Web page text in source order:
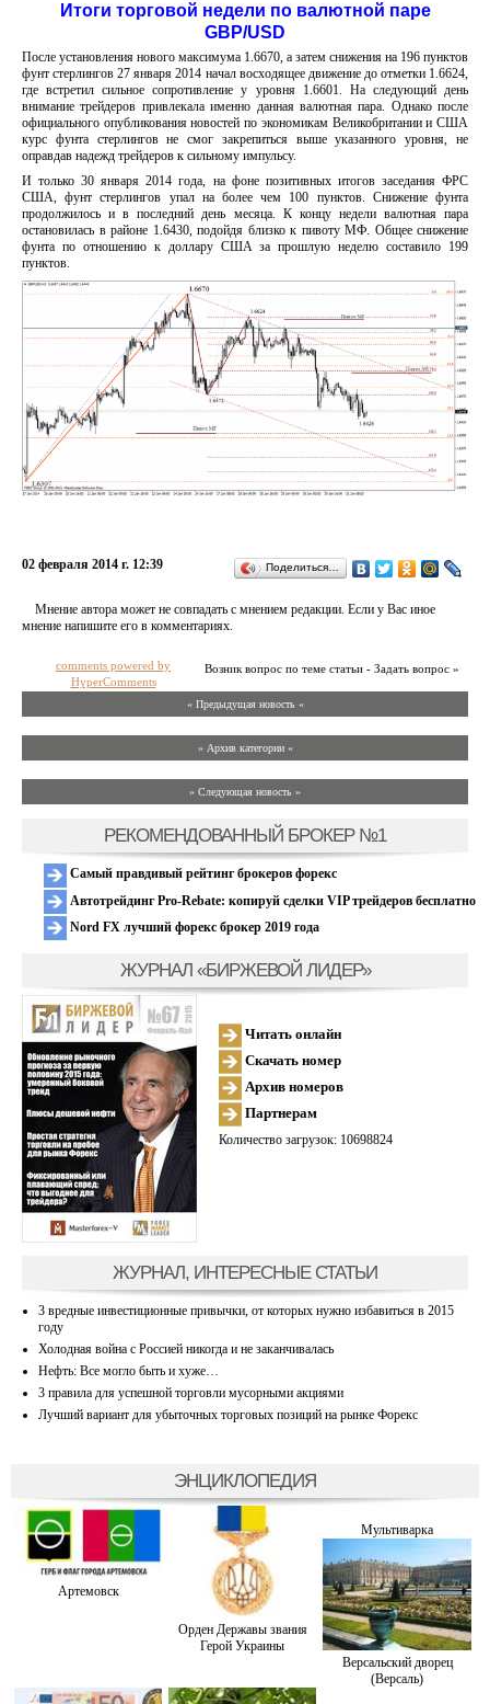
Итоги торговой недели по валютной паре
GBP/USD
После установления нового максимума 1.6670, а затем снижения на 196 пунктов
фунт стерлингов 27 января 2014 начал восходящее движение до отметки 1.6624,
где встретил сильное сопротивление у уровня 1.6601. На следующий день
внимание трейдеров привлекала именно данная валютная пара. Однако после
официального опубликования новостей по экономикам Великобритании и США
курс фунта стерлингов не смог закрепиться выше указанного уровня, не
оправдав надежд трейдеров к сильному импульсу.
И только 30 января 2014 года, на фоне позитивных итогов заседания ФРС
США, фунт стерлингов упал на более чем 100 пунктов. Снижение фунта
продолжилось и в последний день месяца. К концу недели валютная пара
остановилась в районе 1.6430, подойдя близко к пивоту МФ. Общее снижение
фунта по отношению к доллару США за прошлую неделю составило 199
пунктов.
02 февраля 2014 г. 12:39 Поделиться…
Мнение автора может не совпадать с мнением редакции. Если у Вас иное
мнение напишите его в комментариях.
Возник вопрос по теме статьи - Задать вопрос »
comments powered by
HyperComments
« Предыдущая новость «
» Архив категории «
» Следующая новость »
РЕКОМЕНДОВАННЫЙ БРОКЕР №1
Самый правдивый рейтинг брокеров форекс
Автотрейдинг Pro-Rebate: копируй сделки VIP трейдеров бесплатно
Nord FX лучший форекс брокер 2019 года
ЖУРНАЛ «БИРЖЕВОЙ ЛИДЕР»
Читать онлайн
Скачать номер
Архив номеров
Партнерам
Количество загрузок: 10698824
ЖУРНАЛ, ИНТЕРЕСНЫЕ СТАТЬИ
3 вредные инвестиционные привычки, от которых нужно избавиться в 2015
году
Холодная война с Россией никогда и не заканчивалась
Нефть: Все могло быть и хуже…
3 правила для успешной торговли мусорными акциями
Лучший вариант для убыточных торговых позиций на рынке Форекс
ЭНЦИКЛОПЕДИЯ
Артемовск
Орден Державы звания
Герой Украины
Мультиварка
Версальский дворец
(Версаль)